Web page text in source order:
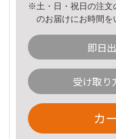
※土・日・祝日の注文
のお届けにお時間を
即日
受け取り
カ